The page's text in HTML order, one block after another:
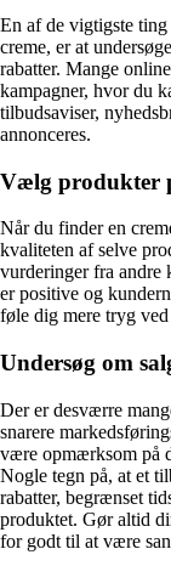
En af de vigtigste
creme, er at
rabatter. Mange
kampagner, hvor du
tilbudsaviser,
annonceres.
Vælg produkter
Når du finder en
kvaliteten af selve
vurderinger fra andre
er positive og
føle dig mere tryg
Undersøg om
Der er desværre
snarere
være opmærksom på
Nogle tegn på, at et
rabatter, begrænset
produktet. Gør altid
for godt til at være